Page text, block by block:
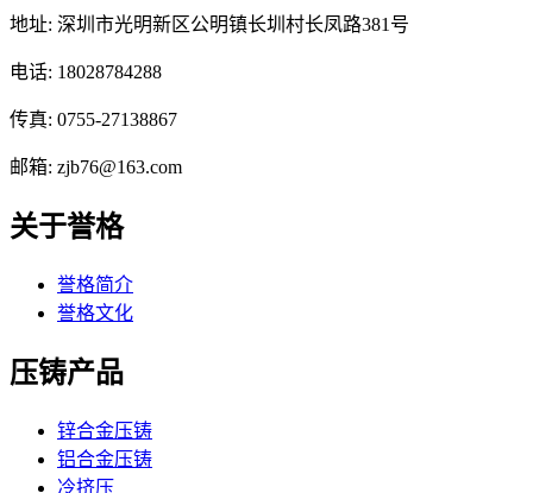
地址: 深圳市光明新区公明镇长圳村长凤路381号
电话: 18028784288
传真: 0755-27138867
邮箱: zjb76@163.com
关于誉格
誉格简介
誉格文化
压铸产品
锌合金压铸
铝合金压铸
冷挤压